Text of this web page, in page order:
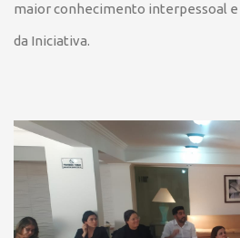
maior conhecimento interpessoal
da Iniciativa.